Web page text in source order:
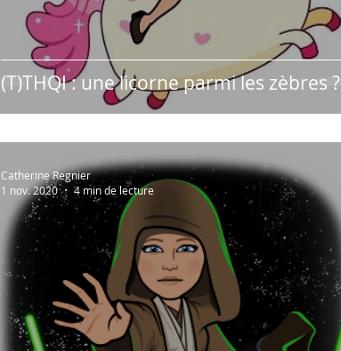
(T)THQI : une licorne parmi les zèbres ?
Catherine Regnier
1 nov. 2020
4 min de lecture